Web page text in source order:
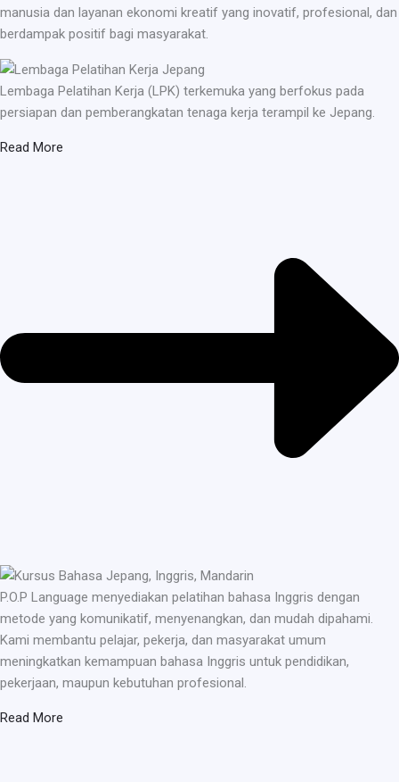
manusia dan layanan ekonomi kreatif yang inovatif, profesional, dan
berdampak positif bagi masyarakat.
Lembaga Pelatihan Kerja (LPK) terkemuka yang berfokus pada
persiapan dan pemberangkatan tenaga kerja terampil ke Jepang.
Read More
P.O.P Language menyediakan pelatihan bahasa Inggris dengan
metode yang komunikatif, menyenangkan, dan mudah dipahami.
Kami membantu pelajar, pekerja, dan masyarakat umum
meningkatkan kemampuan bahasa Inggris untuk pendidikan,
pekerjaan, maupun kebutuhan profesional.
Read More